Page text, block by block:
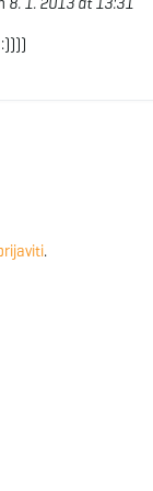
.